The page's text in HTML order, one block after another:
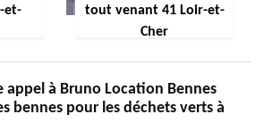
et-
tout venant 41 Loir-et-
Cher
appel à Bruno Location Bennes
bennes pour les déchets verts à